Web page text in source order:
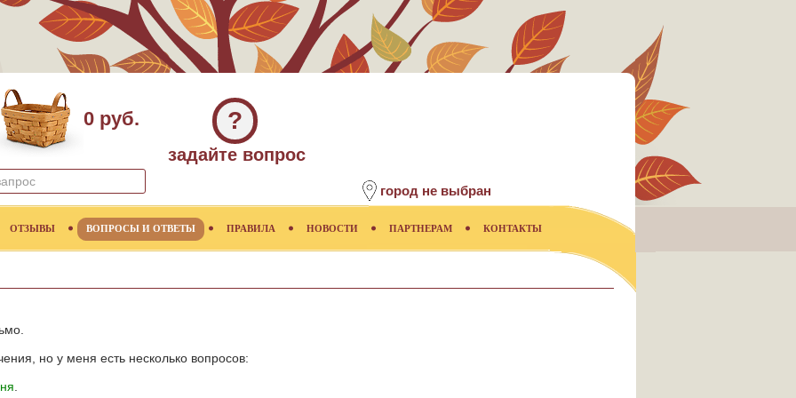
0 руб. ?
задайте вопрос
город не выбран
ОТЗЫВЫ ВОПРОСЫ И ОТВЕТЫ ПРАВИЛА НОВОСТИ ПАРТНЕРАМ КОНТАКТЫ
но у меня есть несколько вопросов: